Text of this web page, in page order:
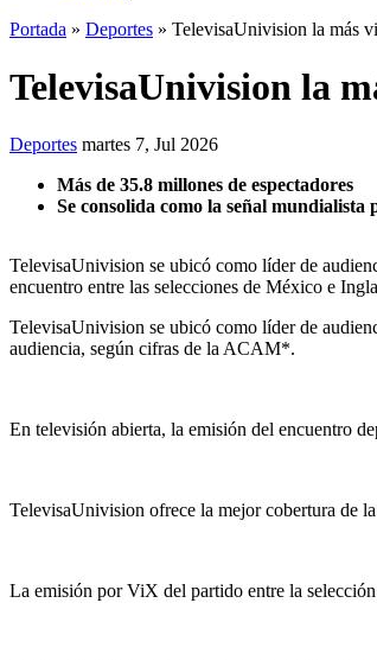
Portada » Deportes » TelevisaUnivision la más
TelevisaUnivision la
Deportes martes 7, Jul 2026
Más de 35.8 millones de espectadores
Se consolida como la señal
TelevisaUnivision se ubicó como líder de
encuentro entre las selecciones de México e
TelevisaUnivision se ubicó como líder de
audiencia, según cifras de la ACAM*.
En televisión abierta, la emisión del encuentro
TelevisaUnivision ofrece la mejor cobertura de
La emisión por ViX del partido entre la